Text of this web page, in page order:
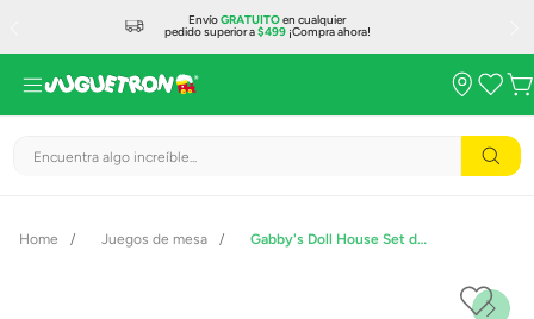
EnvíoGRATUITOen cualquier
pedido superior a$499¡Compra ahora!
Encuentra algo increíble...
Juegos de mesa Gabby's Doll House Set de Juegos de Mesa 3 en 1